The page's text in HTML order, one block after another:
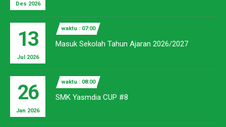
Des 2026
13
Jul 2026
waktu : 07:00
Masuk Sekolah Tahun Ajaran 2026/2027
26
Jan 2026
waktu : 08:00
SMK Yasmdia CUP #8